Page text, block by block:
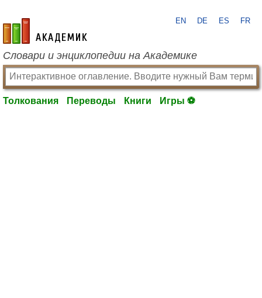
academic.ru
EN DE ES FR
Словари и энциклопедии на Академике
Толкования Переводы Книги Игры ⚽